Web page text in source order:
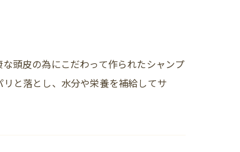
頭皮の為にこだわって作られたシャンプ
と落とし、水分や栄養を補給してサ